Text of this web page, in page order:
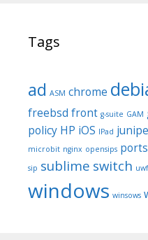
Tags
ad ASM chrome
freebsd front g-suite GAM
policy HP iOS IPad
microbit nginx opensips ports
sip sublime switch uwf
windows winsows